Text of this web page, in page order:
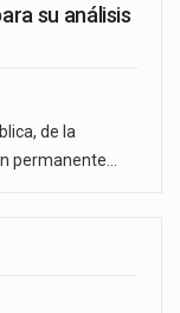
su análisis
de la
permanente…